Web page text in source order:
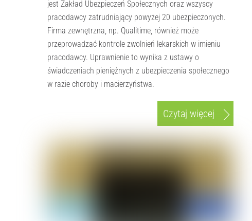
jest Zakład Ubezpieczeń Społecznych oraz wszyscy
pracodawcy zatrudniający powyżej 20 ubezpieczonych.
Firma zewnętrzna, np. Qualitime, również może
przeprowadzać kontrole zwolnień lekarskich w imieniu
pracodawcy. Uprawnienie to wynika z ustawy o
świadczeniach pieniężnych z ubezpieczenia społecznego
w razie choroby i macierzyństwa.
Czytaj więcej